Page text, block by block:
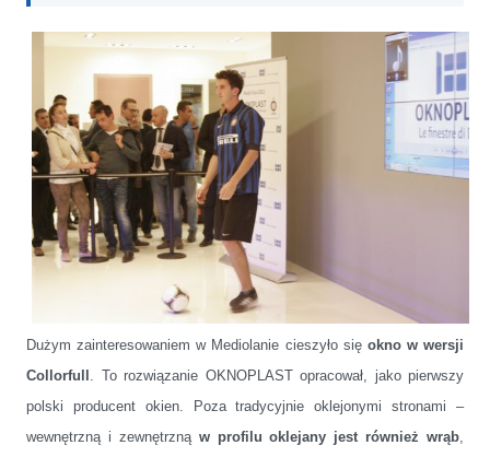
Dużym zainteresowaniem w Mediolanie cieszyło się okno w wersji
Collorfull . To rozwiązanie OKNOPLAST opracował, jako pierwszy
polski producent okien. Poza tradycyjnie oklejonymi stronami –
wewnętrzną i zewnętrzną w profilu oklejany jest również wrąb